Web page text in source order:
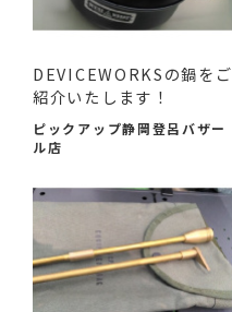
DEVICEWORKSの鍋をご
紹介いたします！
ピックアップ静岡登呂バザー
ル店